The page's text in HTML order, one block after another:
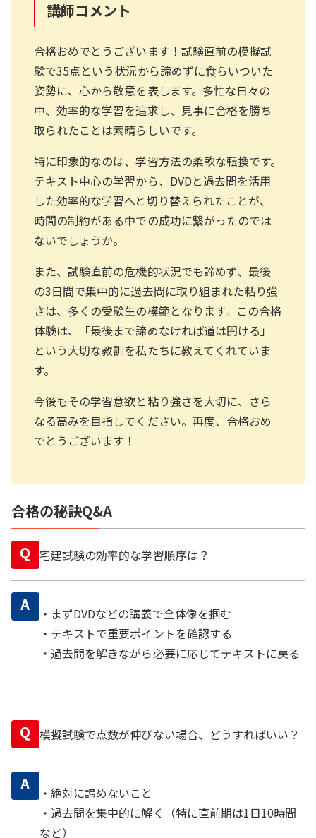
講師コメント
合格おめでとうございます！試験直前の模擬試
験で35点という状況から諦めずに食らいついた
姿勢に、心から敬意を表します。多忙な日々の
中、効率的な学習を追求し、見事に合格を勝ち
取られたことは素晴らしいです。
特に印象的なのは、学習方法の柔軟な転換です。
テキスト中心の学習から、DVDと過去問を活用
した効率的な学習へと切り替えられたことが、
時間の制約がある中での成功に繋がったのでは
ないでしょうか。
また、試験直前の危機的状況でも諦めず、最後
の3日間で集中的に過去問に取り組まれた粘り強
さは、多くの受験生の模範となります。この合格
体験は、「最後まで諦めなければ道は開ける」
という大切な教訓を私たちに教えてくれていま
す。
今後もその学習意欲と粘り強さを大切に、さら
なる高みを目指してください。再度、合格おめ
でとうございます！
合格の秘訣Q&A
Q 宅建試験の効率的な学習順序は？
A
・まずDVDなどの講義で全体像を掴む
・テキストで重要ポイントを確認する
・過去問を解きながら必要に応じてテキストに戻る
Q 模擬試験で点数が伸びない場合、どうすればいい？
A
・絶対に諦めないこと
・過去問を集中的に解く（特に直前期は1日10時間
など）